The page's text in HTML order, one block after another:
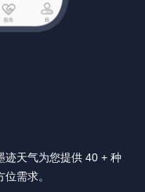
迹天气为您提供 40 + 种
需求。